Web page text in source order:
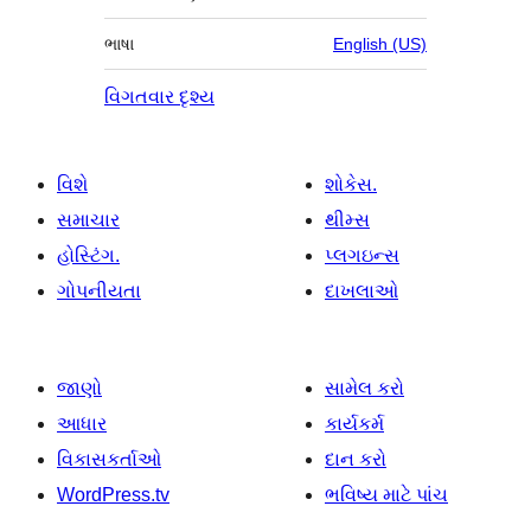
ભાષા English (US)
વિગતવાર દૃશ્ય
વિશે
સમાચાર
હોસ્ટિંગ.
ગોપનીયતા
શોકેસ.
થીમ્સ
પ્લગઇન્સ
દાખલાઓ
જાણો
આધાર
વિકાસકર્તાઓ
WordPress.tv
સામેલ કરો
કાર્યકર્મ
દાન કરો
ભવિષ્ય માટે પાંચ